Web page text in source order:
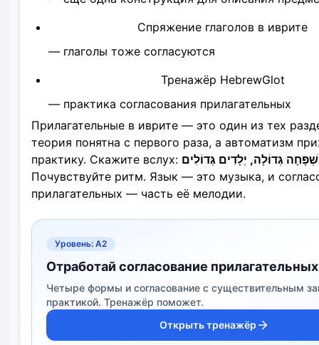
Спряжение глаголов в иврите
— глаголы тоже согласуются
Тренажёр HebrewGlot
— практика согласования прилагательных
Прилагательные в иврите — это один из тех
теория понятна с первого раза, а автоматизм
практику. Скажите вслух: גְּדוֹלָה, יְלָדִים גְּדוֹלִים
Почувствуйте ритм. Язык — это музыка, и
прилагательных — часть её мелодии.
Уровень: A2
Отработай согласование прилагательных
Четыре формы и согласование с существительным
практикой. Тренажёр поможет.
Открыть тренажёр